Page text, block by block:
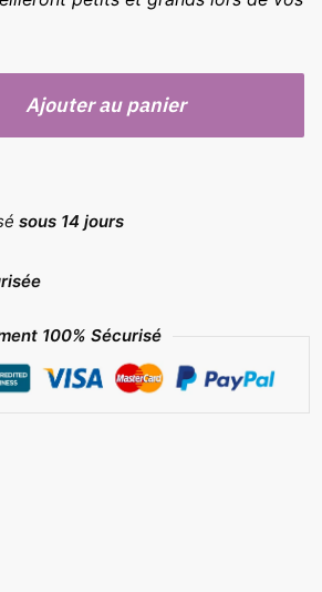
Ajouter au panier
sous 14 jours
100% Sécurisé